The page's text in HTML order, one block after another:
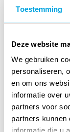
Toestemming
Deze website
We gebruiken
personaliseren,
en om ons
informatie over
partners voor
partners kunnen
informatie die u
- Onderdeel
- Eerste deel van
Titel: